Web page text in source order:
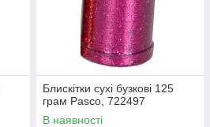
Блискітки сухі бузкові 125
грам Pasco, 722497
В наявності